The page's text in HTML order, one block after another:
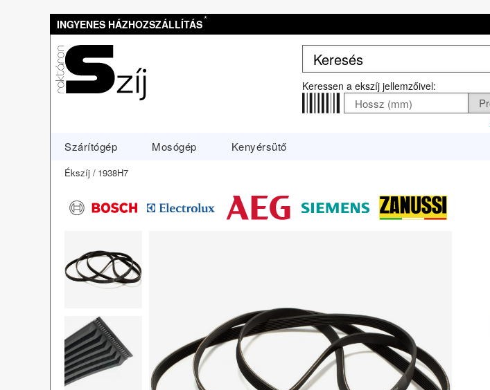
INGYENES HÁZHOZSZÁLLÍTÁS*
Keressen a ekszíj jellemzőivel:
Szárítógép Mosógép Kenyérsütő
Ékszíj 1938H7